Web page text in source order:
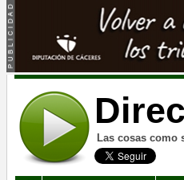
Las cosas como